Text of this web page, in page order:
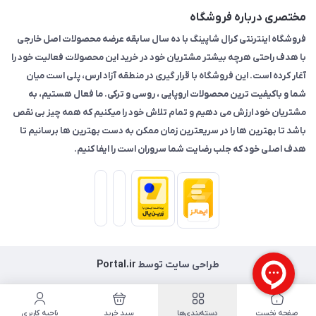
مختصری درباره فروشگاه
فروشگاه اینترنتی کرال شاپینگ با ده سال سابقه عرضه محصولات اصل خارجی
با هدف راحتی هرچه بیشتر مشتریان خود در خرید این محصولات فعالیت خود را
آغار کرده است. این فروشگاه با قرار گیری در منطقه آزاد ارس، پلی است میان
شما و باکیفیت ترین محصولات اروپایی ، روسی و ترکی. ما فعال هستیم، به
مشتریان خود ارزش می دهیم و تمام تلاش خود را میکنیم که همه چیز بی نقص
باشد تا بهترین ها را در سریعترین زمان ممکن به دست بهترین ها برسانیم تا
هدف اصلی خود که جلب رضایت شما سروران است را ایفا کنیم.
طراحی سایت توسط Portal.ir
صفحه نخست دسته‌بندی‌ها سبد خرید ناحیه کاربری